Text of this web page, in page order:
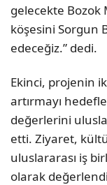
gelecekte Bozok
köşesini Sorgun
edeceğiz.” dedi.
Ekinci, projenin
artırmayı
değerlerini
etti. Ziyaret,
uluslararası iş
olarak